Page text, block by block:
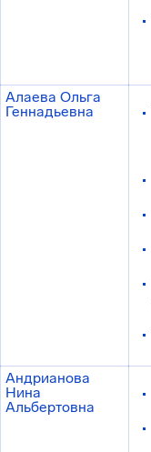
Алаева Ольга
Геннадьевна
Андрианова
Нина
Альбертовна